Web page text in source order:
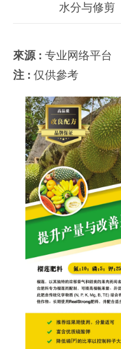
水分与修剪
來源 : 专业网络平台
注 : 仅供參考